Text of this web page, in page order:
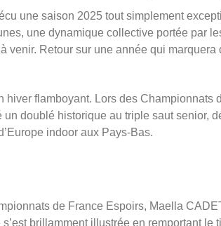
une saison 2025 tout simplement
une dynamique collective portée par
venir. Retour sur une année qui marquera
hiver flamboyant. Lors des
un doublé historique au triple saut senior,
indoor aux Pays-Bas.
de France Espoirs, Maella
brillamment illustrée en remportant